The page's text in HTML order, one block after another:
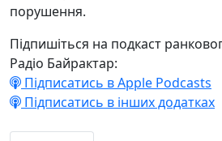
порушення.
Підпишіться на подкаст
Радіо Байрактар:
Підписатись в Apple Podcasts
Підписатись в інших додатках